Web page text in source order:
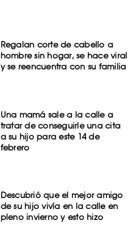
Regalan corte de cabello a
hombre sin hogar, se hace viral
y se reencuentra con su familia
Una mamá sale a la calle a
tratar de conseguirle una cita
a su hijo para este 14 de
febrero
Descubrió que el mejor amigo
de su hijo vivía en la calle en
pleno invierno y esto hizo